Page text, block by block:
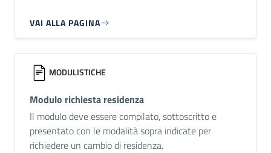
VAI ALLA PAGINA
MODULISTICHE
Modulo richiesta residenza
Il modulo deve essere compilato, sottoscritto e
presentato con le modalità sopra indicate per
richiedere un cambio di residenza.